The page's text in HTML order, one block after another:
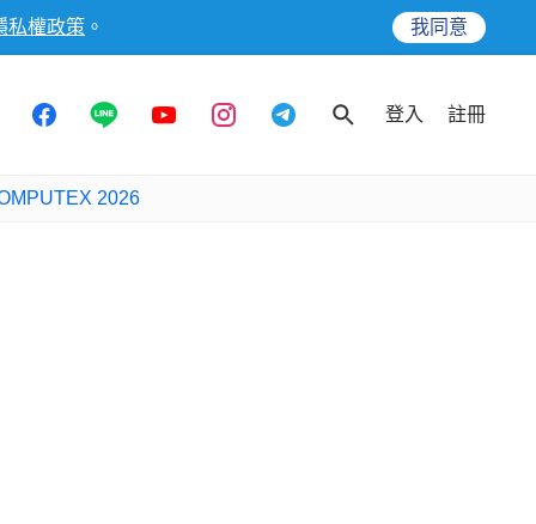
私權政策 。 我同意
登入 註冊
2026